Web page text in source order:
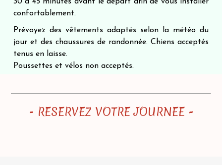
confortablement.
Prévoyez des vêtements adaptés selon la météo du
jour et des chaussures de randonnée. Chiens acceptés
tenus en laisse.
Poussettes et vélos non acceptés.
- RESERVEZ VOTRE JOURNEE -